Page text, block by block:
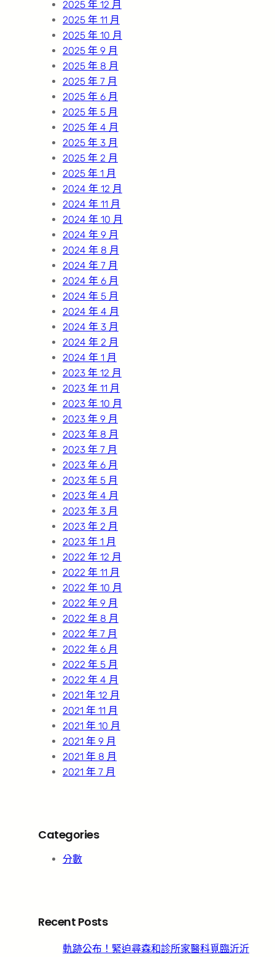
2025 年 12 月
2025 年 11 月
2025 年 10 月
2025 年 9 月
2025 年 8 月
2025 年 7 月
2025 年 6 月
2025 年 5 月
2025 年 4 月
2025 年 3 月
2025 年 2 月
2025 年 1 月
2024 年 12 月
2024 年 11 月
2024 年 10 月
2024 年 9 月
2024 年 8 月
2024 年 7 月
2024 年 6 月
2024 年 5 月
2024 年 4 月
2024 年 3 月
2024 年 2 月
2024 年 1 月
2023 年 12 月
2023 年 11 月
2023 年 10 月
2023 年 9 月
2023 年 8 月
2023 年 7 月
2023 年 6 月
2023 年 5 月
2023 年 4 月
2023 年 3 月
2023 年 2 月
2023 年 1 月
2022 年 12 月
2022 年 11 月
2022 年 10 月
2022 年 9 月
2022 年 8 月
2022 年 7 月
2022 年 6 月
2022 年 5 月
2022 年 4 月
2021 年 12 月
2021 年 11 月
2021 年 10 月
2021 年 9 月
2021 年 8 月
2021 年 7 月
Categories
分數
Recent Posts
軌跡公布！緊迫尋森和診所家醫科覓臨沂沂